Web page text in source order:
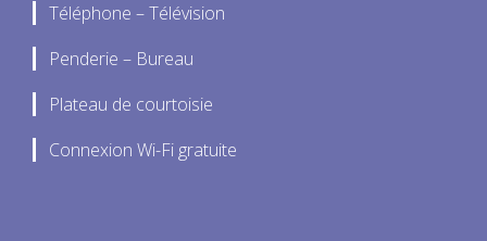
Téléphone – Télévision
Penderie – Bureau
Plateau de courtoisie
Connexion Wi-Fi gratuite